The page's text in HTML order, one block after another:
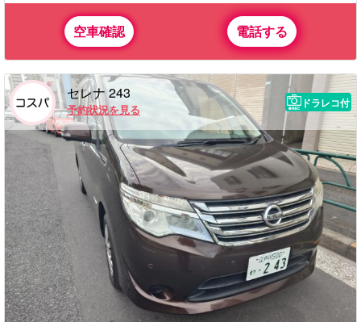
空車確認 電話する
セレナ 243
予約状況を見る
ドラレコ付